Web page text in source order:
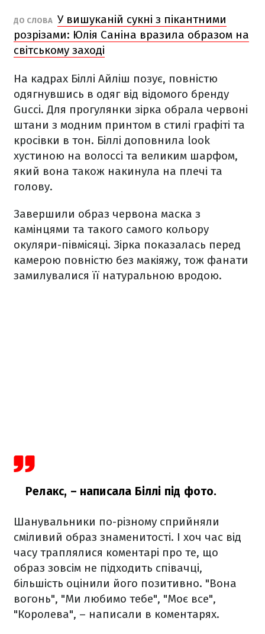
ДО СЛОВА У вишуканій сукні з пікантними
розрізами: Юлія Саніна вразила образом на
світському заході
На кадрах Біллі Айліш позує, повністю
одягнувшись в одяг від відомого бренду
Gucci. Для прогулянки зірка обрала червоні
штани з модним принтом в стилі графіті та
кросівки в тон. Біллі доповнила look
хустиною на волоссі та великим шарфом,
який вона також накинула на плечі та
голову.
Завершили образ червона маска з
камінцями та такого самого кольору
окуляри-півмісяці. Зірка показалась перед
камерою повністю без макіяжу, тож фанати
замилувалися її натуральною вродою.
Релакс, – написала Біллі під фото.
Шанувальники по-різному сприйняли
сміливий образ знаменитості. І хоч час від
часу траплялися коментарі про те, що
образ зовсім не підходить співачці,
більшість оцінили його позитивно. "Вона
вогонь", "Ми любимо тебе", "Моє все",
"Королева", – написали в коментарях.